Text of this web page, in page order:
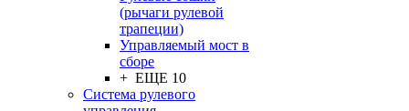
(рычаги рулевой
трапеции)
Управляемый мост в
сборе
+ ЕЩЕ 10
Система рулевого